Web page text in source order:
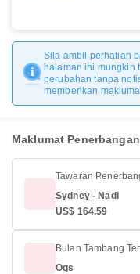
Sila ambil perhatian
halaman ini mungkin
perubahan tanpa
memberikan
Maklumat
Tawaran
Sydney - Nadi
US$ 164.59
Bulan Tambang
Ogs